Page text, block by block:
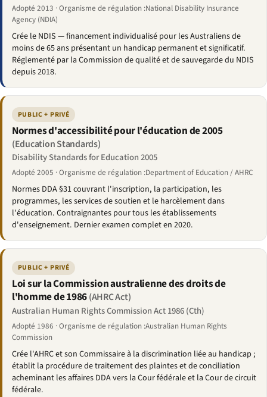
Adopté 2013 · Organisme de régulation :National Disability Insurance
Agency (NDIA)
Crée le NDIS — financement individualisé pour les Australiens de
moins de 65 ans présentant un handicap permanent et significatif.
Réglementé par la Commission de qualité et de sauvegarde du NDIS
depuis 2018.
PUBLIC + PRIVÉ
Normes d'accessibilité pour l'éducation de 2005
(Education Standards)
Disability Standards for Education 2005
Adopté 2005 · Organisme de régulation :Department of Education / AHRC
Normes DDA §31 couvrant l'inscription, la participation, les
programmes, les services de soutien et le harcèlement dans
l'éducation. Contraignantes pour tous les établissements
d'enseignement. Dernier examen complet en 2020.
PUBLIC + PRIVÉ
Loi sur la Commission australienne des droits de
l'homme de 1986(AHRC Act)
Australian Human Rights Commission Act 1986 (Cth)
Adopté 1986 · Organisme de régulation :Australian Human Rights
Commission
Crée l'AHRC et son Commissaire à la discrimination liée au handicap ;
établit la procédure de traitement des plaintes et de conciliation
acheminant les affaires DDA vers la Cour fédérale et la Cour de circuit
fédérale.